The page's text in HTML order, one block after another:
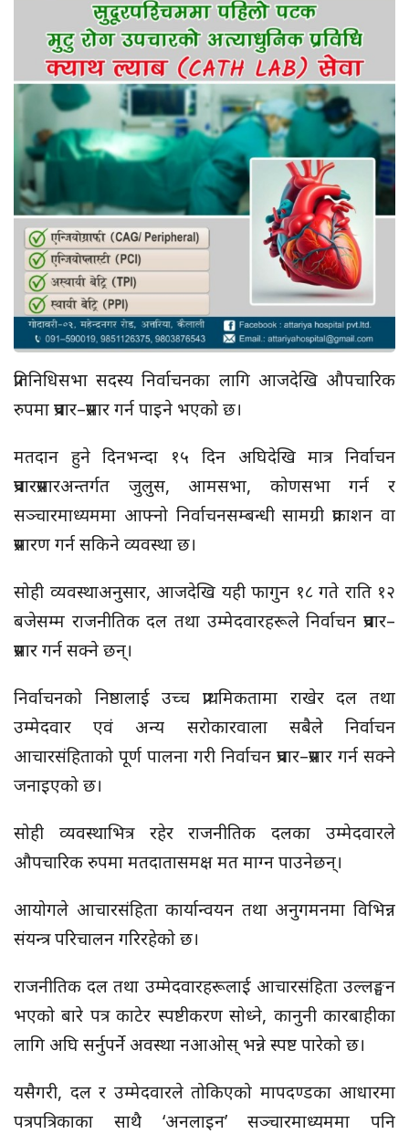
प्रतिनिधिसभा सदस्य निर्वाचनका लागि आजदेखि औपचारिक
रुपमा प्रचार–प्रसार गर्न पाइने भएको छ।
मतदान हुने दिनभन्दा १५ दिन अघिदेखि मात्र निर्वाचन
प्रचारप्रसारअन्तर्गत जुलुस, आमसभा, कोणसभा गर्न र
सञ्चारमाध्यममा आफ्नो निर्वाचनसम्बन्धी सामग्री प्रकाशन वा
प्रसारण गर्न सकिने व्यवस्था छ।
सोही व्यवस्थाअनुसार, आजदेखि यही फागुन १८ गते राति १२
बजेसम्म राजनीतिक दल तथा उम्मेदवारहरूले निर्वाचन प्रचार–
प्रसार गर्न सक्ने छन्।
निर्वाचनको निष्ठालाई उच्च प्राथमिकतामा राखेर दल तथा
उम्मेदवार एवं अन्य सरोकारवाला सबैले निर्वाचन
आचारसंहिताको पूर्ण पालना गरी निर्वाचन प्रचार–प्रसार गर्न सक्ने
जनाइएको छ।
सोही व्यवस्थाभित्र रहेर राजनीतिक दलका उम्मेदवारले
औपचारिक रुपमा मतदातासमक्ष मत माग्न पाउनेछन्।
आयोगले आचारसंहिता कार्यान्वयन तथा अनुगमनमा विभिन्न
संयन्त्र परिचालन गरिरहेको छ।
राजनीतिक दल तथा उम्मेदवारहरूलाई आचारसंहिता उल्लङ्घन
भएको बारे पत्र काटेर स्पष्टीकरण सोध्ने, कानुनी कारबाहीका
लागि अघि सर्नुपर्ने अवस्था नआओस् भन्ने स्पष्ट पारेको छ।
यसैगरी, दल र उम्मेदवारले तोकिएको मापदण्डका आधारमा
पत्रपत्रिकाका साथै ‘अनलाइन’ सञ्चारमाध्यममा पनि